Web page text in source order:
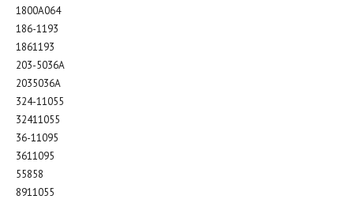
1800A064
186-1193
1861193
203-5036A
2035036A
324-11055
32411055
36-11095
3611095
55858
8911055